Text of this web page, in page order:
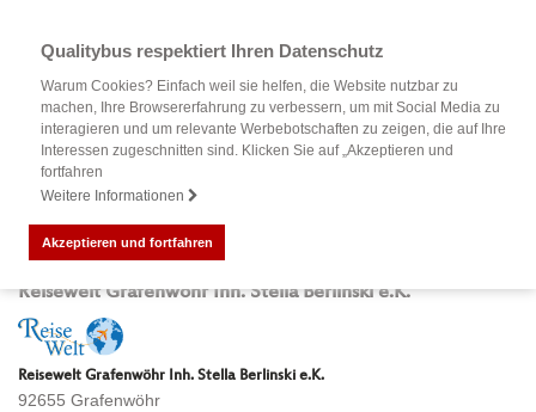
Qualitybus respektiert Ihren Datenschutz
Warum Cookies? Einfach weil sie helfen, die Website nutzbar zu
machen, Ihre Browsererfahrung zu verbessern, um mit Social Media zu
interagieren und um relevante Werbebotschaften zu zeigen, die auf Ihre
Interessen zugeschnitten sind. Klicken Sie auf „Akzeptieren und
fortfahren
Weitere Informationen
Akzeptieren und fortfahren
Reisewelt Grafenwöhr Inh. Stella Berlinski e.K.
Reisewelt Grafenwöhr Inh. Stella Berlinski e.K.
92655 Grafenwöhr